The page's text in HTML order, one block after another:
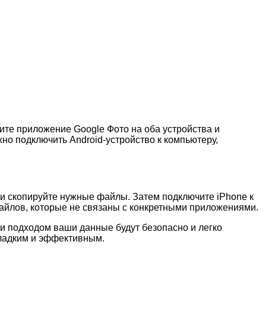
приложение Google Фото на оба устройства и
подключить Android-устройство к компьютеру,
скопируйте нужные файлы. Затем подключите iPhone к
которые не связаны с конкретными приложениями.
подходом ваши данные будут безопасно и легко
и эффективным.